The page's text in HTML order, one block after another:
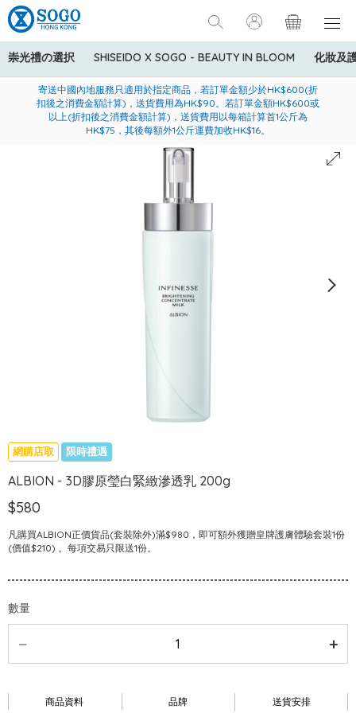
崇光禮の選択 SHISEIDO X SOGO - BEAUTY IN BLOOM 化妝及
美國運通Explorer®信用卡會員購物禮遇：高達5%簽賬回贈！
購買一般貨品(冷凍食品除外)滿$600，可享免費送貨服務
寄送中國內地服務只適用於指定商品，若訂單金額少於HK$600(折
扣後之消費金額計算)，送貨費用為HK$90。若訂單金額HK$600或
以上(折扣後之消費金額計算)，送貨費用以每箱計算首1公斤為
HK$75，其後每額外1公斤運費加收HK$16。
網購店取 限時禮遇
ALBION - 3D膠原瑩白緊緻滲透乳 200g
$580
凡購買ALBION正價貨品(套裝除外)滿$980，即可額外獲贈皇牌護膚體驗套裝1份
(價值$210) 。每項交易只限送1份。
數量
商品資料 品牌 送貨安排